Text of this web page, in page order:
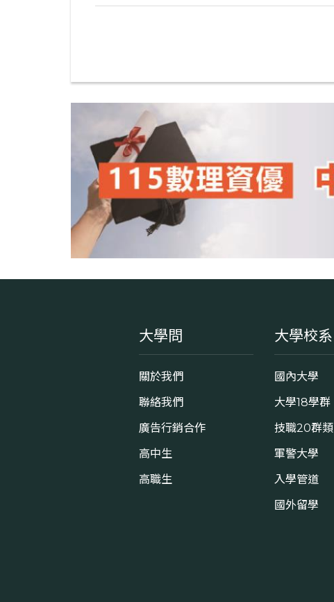
大學問
關於我們
聯絡我們
廣告行銷合作
高中生
高職生
大學校系
國內大學
大學18學群
技職20群類
軍警大學
入學管道
國外留學